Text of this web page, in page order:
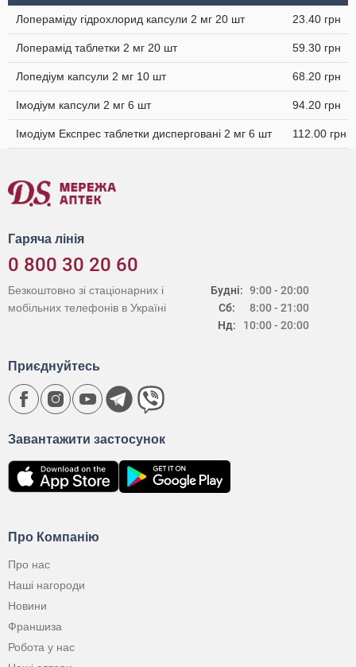
Лопераміду гідрохлорид капсули 2 мг 20 шт 23.40 грн
Лоперамід таблетки 2 мг 20 шт 59.30 грн
Лопедіум капсули 2 мг 10 шт 68.20 грн
Імодіум капсули 2 мг 6 шт 94.20 грн
Імодіум Експрес таблетки дисперговані 2 мг 6 шт 112.00 грн
Гаряча лінія
0 800 30 20 60
Будні:
Сб:
Нд:
9:00 - 20:00
8:00 - 21:00
10:00 - 20:00
Безкоштовно зі стаціонарних і
мобільних телефонів в Україні
Про Компанію
Про нас
Наші нагороди
Новини
Франшиза
Робота у нас
Завантажити застосунок
Приєднуйтесь